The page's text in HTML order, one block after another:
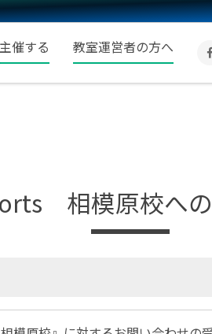
主催する 教室運営者の方へ
相模原校へ